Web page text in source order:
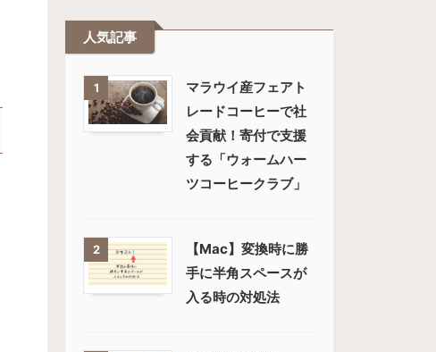
人気記事
1
マラウイ産フェアト
レードコーヒーで社
会貢献！寄付で支援
する「ウォームハー
ツコーヒークラブ」
2
【Mac】変換時に勝
手に半角スペースが
入る時の対処法